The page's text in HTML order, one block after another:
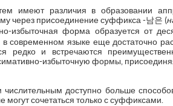
имеют различия в образовании
через присоединение суффикса -남은 (
избыточная форма образуется от
в современном языке еще достаточно
редко и встречаются
избыточную формы,
доступно больше
могут сочетаться только с суффиксами.